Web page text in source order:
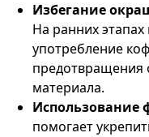
Избегание
На ранних
употребление
предотвращения
материала.
Использование
помогает